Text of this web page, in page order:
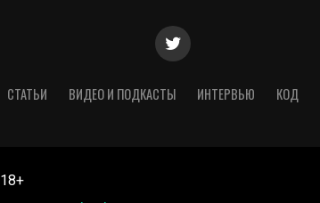
СТАТЬИ ВИДЕО И ПОДКАСТЫ ИНТЕРВЬЮ КОД
18+